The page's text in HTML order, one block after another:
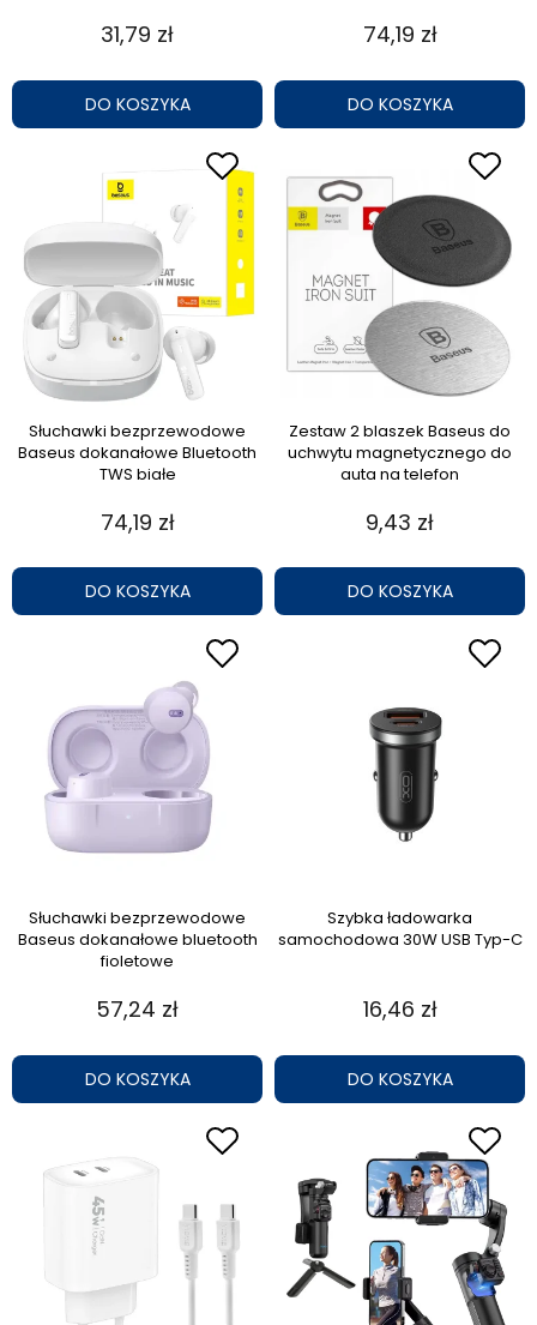
31,79 zł
DO KOSZYKA
74,19 zł
DO KOSZYKA
Słuchawki bezprzewodowe
Baseus dokanałowe Bluetooth
TWS białe
74,19 zł
DO KOSZYKA
Zestaw 2 blaszek Baseus do
uchwytu magnetycznego do
auta na telefon
9,43 zł
DO KOSZYKA
Słuchawki bezprzewodowe
Baseus dokanałowe bluetooth
fioletowe
57,24 zł
DO KOSZYKA
Szybka ładowarka
samochodowa 30W USB Typ-C
16,46 zł
DO KOSZYKA